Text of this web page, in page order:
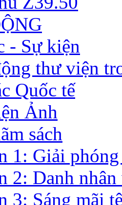
- Sự kiện
thư viện
Quốc tế
Ảnh
sách
1: Giải
2: Danh nhân
3: Sáng mãi